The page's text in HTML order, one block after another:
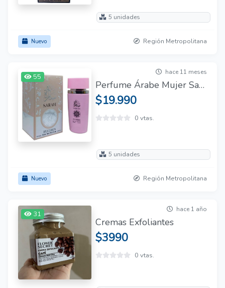
5 unidades
Nuevo Región Metropolitana
55
hace 11 meses
Perfume Árabe Mujer Sarah Fuchsia Eau De Parfum 100ml
$19.990
0 vtas.
5 unidades
Nuevo Región Metropolitana
31
hace 1 año
Cremas Exfoliantes
$3990
0 vtas.